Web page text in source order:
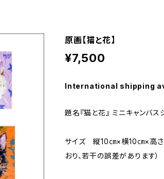
原画【猫と花】
¥7,500
International shipping
題名『猫と花』 ミニキャンバ
サイズ 縦10㎝×横10㎝×高さ
おり、若干の誤差があります）